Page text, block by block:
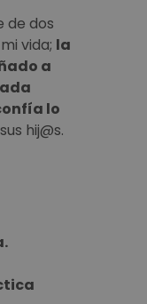
de dos
vida; la
a
lo
hij@s.